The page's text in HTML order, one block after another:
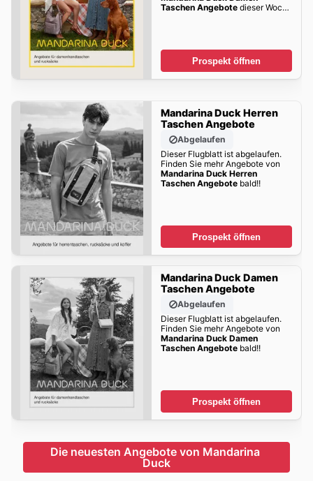
Taschen Angebotedieser Woche
Prospekt öffnen
Mandarina Duck Herren
Taschen Angebote
Abgelaufen
Dieser Flugblatt ist abgelaufen.
Finden Sie mehr Angebote von
Mandarina Duck Herren
Taschen Angebotebald!!
Prospekt öffnen
Mandarina Duck Damen
Taschen Angebote
Abgelaufen
Dieser Flugblatt ist abgelaufen.
Finden Sie mehr Angebote von
Mandarina Duck Damen
Taschen Angebotebald!!
Prospekt öffnen
Die neuesten Angebote von Mandarina
Duck